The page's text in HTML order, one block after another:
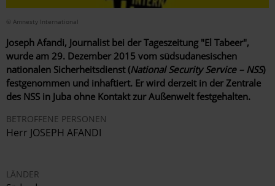
© Amnesty International
Joseph Afandi, Journalist bei der Tageszeitung "El Tabeer",
wurde am 29. Dezember 2015 vom südsudanesischen
nationalen Sicherheitsdienst (National Security Service – NSS)
festgenommen und inhaftiert. Er wird derzeit in der Zentrale
des NSS in Juba ohne Kontakt zur Außenwelt festgehalten.
BETROFFENE PERSONEN
Herr JOSEPH AFANDI
LÄNDER